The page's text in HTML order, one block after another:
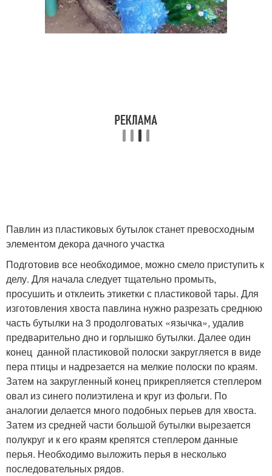
Павлин из пластиковых бутылок станет превосходным
элементом декора дачного участка
Подготовив все необходимое, можно смело приступить к
делу. Для начала следует тщательно промыть,
просушить и отклеить этикетки с пластиковой тары. Для
изготовления хвоста павлина нужно разрезать среднюю
часть бутылки на 3 продолговатых «язычка», удалив
предварительно дно и горлышко бутылки. Далее один
конец данной пластиковой полоски закругляется в виде
пера птицы и надрезается на мелкие полоски по краям.
Затем на закругленный конец прикрепляется степлером
овал из синего полиэтилена и круг из фольги. По
аналогии делается много подобных перьев для хвоста.
Затем из средней части большой бутылки вырезается
полукруг и к его краям крепятся степлером данные
перья. Необходимо выложить перья в несколько
последовательных рядов.